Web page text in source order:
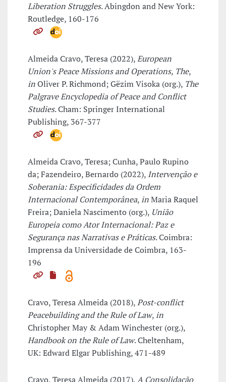
Liberation Struggles. Abingdon and New York:
Routledge, 160-176
Almeida Cravo, Teresa (2022),European
Union's Peace Missions and Operations, The,
inOliver P. Richmond; Gëzim Visoka (org.), The
Palgrave Encyclopedia of Peace and Conflict
Studies. Cham: Springer International
Publishing, 367-377
Almeida Cravo, Teresa; Cunha, Paulo Rupino
da; Fazendeiro, Bernardo (2022), Intervenção e
Soberania: Especificidades da Ordem
Internacional Contemporânea,inMaria Raquel
Freira; Daniela Nascimento (org.), União
Europeia como Ator Internacional: Paz e
Segurança nas Narrativas e Práticas. Coimbra:
Imprensa da Universidade de Coimbra, 163-
196
Cravo, Teresa Almeida (2018),Post-conflict
Peacebuilding and the Rule of Law,in
Christopher May & Adam Winchester (org.),
Handbook on the Rule of Law. Cheltenham,
UK: Edward Elgar Publishing, 471-489
Cravo, Teresa Almeida (2017), A Consolidação